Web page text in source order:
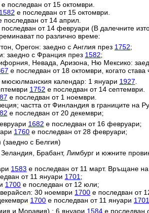
е последван от 15 октомври.
1582 е последван от 15 октомври.
последван от 14 април.
от 14 февруари (В далечните
по различно време:
Орегон: заедно с Англия през 1752;
заедно с Франция през 1582;
Невада, Аризона, Ню Мексико:
е последван от 18 октомври, когато става
календар: 1 януари 1927
1752 е последван от 14 септември.
е последван от 1 ноември.
частта от Финландия в границите на
е последван от 20 декември;
1682 е последван от 16 февруари;
1760 е последван от 28 февруари;
с Белгия)
Брабант, Лимбург и южните
1583 е последван от 11 март. Връщане
от 11 януари 1701 ;
1700 е последван от 12 юли;
30 ноември 1700 е последван от
1700 е последван от 11 януари 1701
и Моравия) : 6 януари 1584е последван